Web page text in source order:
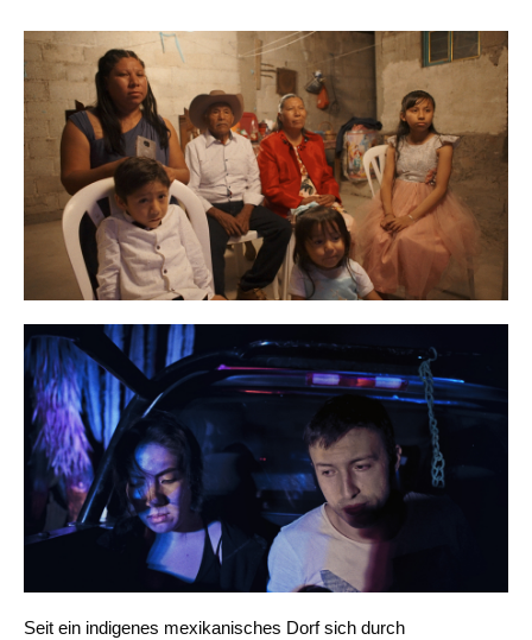
Seit ein indigenes mexikanisches Dorf sich durch